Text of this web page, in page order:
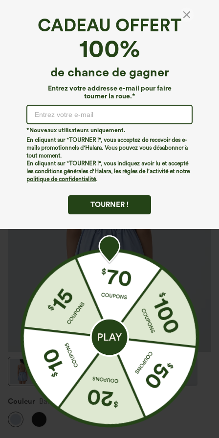
CADEAU OFFERT
100%
de chance de gagner
Entrez votre addresse e-mail pour faire
tourner la roue.*
*Nouveaux utilisateurs uniquement.
En cliquant sur "TOURNER !", vous acceptez de recevoir des e-
mails promotionnels d'Halara. Vous pouvez vous désabonner à
tout moment.
En cliquant sur "TOURNER !", vous indiquez avoir lu et accepté
les conditions générales d'Halara, les règles de l'activitéet notre
politique de confidentialité.
TOURNER !
Breezeful™*
Breezeful™ corset à lacets, robe micro-mini à
€40,95 EUR
Couleur Ballad Blue